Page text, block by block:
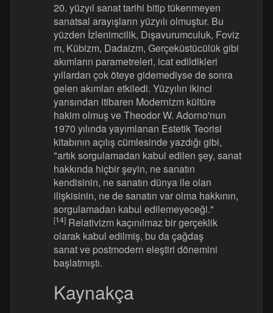
20. yüzyıl sanat tarihi bitip tükenmeyen
sanatsal arayışların yüzyılı olmuştur. Bu
yüzden İzlenimcilik, Dışavurumculuk, Foviz
m, Kübizm, Dadaizm, Gerçeküstücülük gibi
akımların parametreleri, icat edildikleri
yıllardan çok öteye gidemediyse de sonra
gelen akımları etkiledi. Yüzyılın ikinci
yarısından itibaren Modernizm kültüre
hakim olmuş ve Theodor W. Adorno'nun
1970 yılında yayımlanan Estetik Teorisi
kitabının açılış cümlesinde yazdığı gibi,
"artık sorgulamadan kabul edilen şey, sanat
hakkında hiçbir şeyin, ne sanatın
kendisinin, ne sanatın dünya ile olan
ilişkisinin, ne de sanatın var olma hakkının,
sorgulamadan kabul edilemeyeceği."
[14]Relativizm kaçınılmaz bir gerçeklik
olarak kabul edilmiş, bu da çağdaş
sanat ve postmodern eleştiri dönemini
başlatmıştı.
Kaynakça